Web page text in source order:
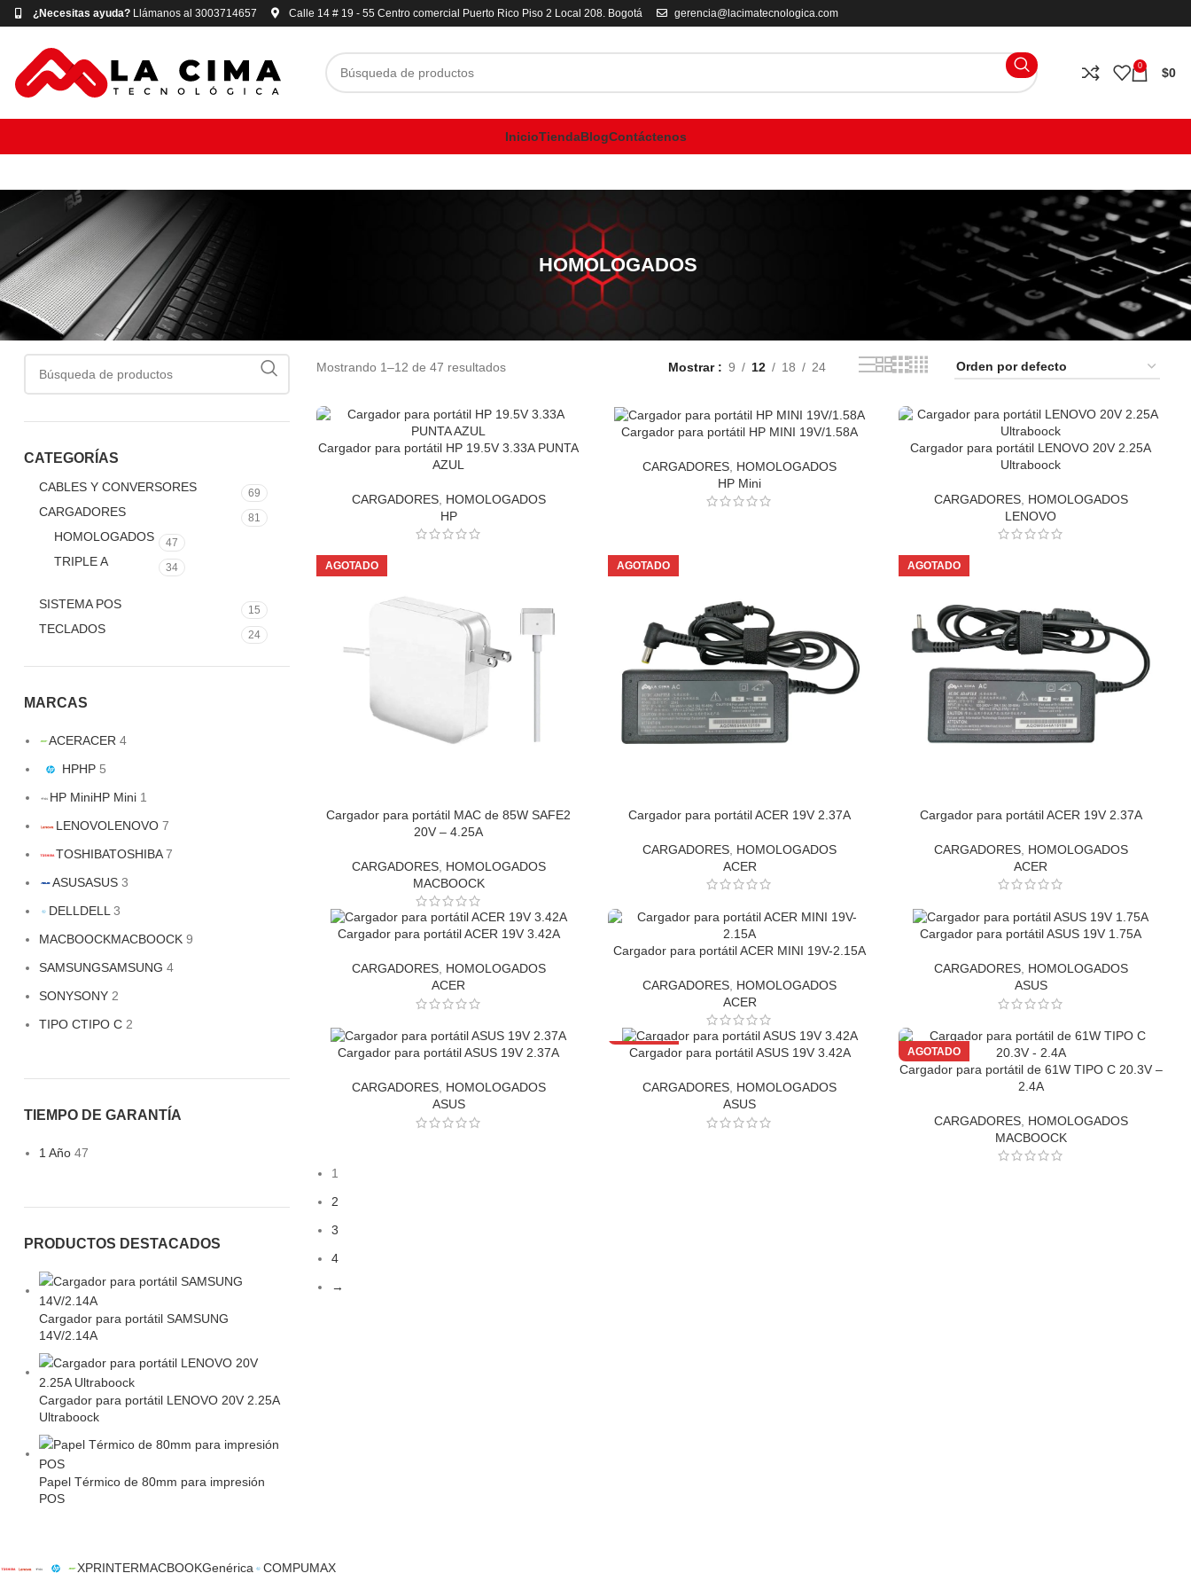
¿Necesitas ayuda? Llámanos al 3003714657 Calle 14 # 19 - 55 Centro comercial Puerto Rico Piso 2 Local 208. Bogotá gerencia@lacimatecnologica.com
0 $0
InicioTiendaBlogContáctenos
HOMOLOGADOS
CATEGORÍAS
CABLES Y CONVERSORES 69
CARGADORES 81
HOMOLOGADOS 47
TRIPLE A 34
SISTEMA POS 15
TECLADOS 24
MARCAS
ACERACER 4
HPHP 5
HP MiniHP Mini 1
LENOVOLENOVO 7
TOSHIBATOSHIBA 7
ASUSASUS 3
DELL DELL 3
MACBOOCKMACBOOCK 9
SAMSUNGSAMSUNG 4
SONYSONY 2
TIPO CTIPO C 2
TIEMPO DE GARANTÍA
1 Año 47
PRODUCTOS DESTACADOS
Cargador para portátil SAMSUNG
14V/2.14A
Cargador para portátil LENOVO 20V 2.25A
Ultraboock
Papel Térmico de 80mm para impresión
POS
Mostrando 1–12 de 47 resultados Mostrar 9 12 18 24
Cargador para portátil HP 19.5V 3.33A PUNTA
AZUL
CARGADORES, HOMOLOGADOS
HP
Cargador para portátil HP MINI 19V/1.58A
CARGADORES HOMOLOGADOS
HP Mini
Cargador para portátil LENOVO 20V 2.25A
Ultraboock
CARGADORES, HOMOLOGADOS
LENOVO
AGOTADO
Cargador para portátil MAC de 85W SAFE2
20V – 4.25A
CARGADORES, HOMOLOGADOS
MACBOOCK
AGOTADO
Cargador para portátil ACER 19V 2.37A
CARGADORES HOMOLOGADOS
ACER
AGOTADO
Cargador para portátil ACER 19V 2.37A
CARGADORES, HOMOLOGADOS
ACER
Cargador para portátil ACER 19V 3.42A
CARGADORES, HOMOLOGADOS
ACER
Cargador para portátil ACER MINI 19V-2.15A
CARGADORES HOMOLOGADOS
ACER
Cargador para portátil ASUS 19V 1.75A
CARGADORES, HOMOLOGADOS
ASUS
Cargador para portátil ASUS 19V 2.37A
CARGADORES, HOMOLOGADOS
ASUS
AGOTADO
Cargador para portátil ASUS 19V 3.42A
CARGADORES, HOMOLOGADOS
ASUS
AGOTADO
Cargador para portátil de 61W TIPO C 20.3V –
2.4A
CARGADORES, HOMOLOGADOS
MACBOOCK
1
2
3
4
→
XPRINTERMACBOOKGenérica COMPUMAX